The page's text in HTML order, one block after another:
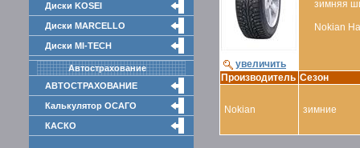
Диски KOSEI
Диски MARCELLO
Диски MI-TECH
Автострахование
АВТОСТРАХОВАНИЕ
Калькулятор ОСАГО
КАСКО
увеличить
зимняя
Nokian
Производитель Сезон
Nokian зимние